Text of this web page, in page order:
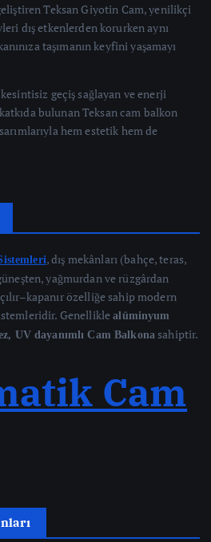
Teksan Giyotin Cam, yenilikçi
dış etkenlerden korurken aynı
taşımanın keyfini yaşamayı
geçiş sağlayan ve enerji
bulunan Teksan cam balkon
hem estetik hem de
, dış mekânları (bahçe, teras,
yağmurdan ve rüzgârdan
özelliğe sahip modern
Genelliklealüminyum
UV dayanımlı Cam Balkona sahiptir.
Cam